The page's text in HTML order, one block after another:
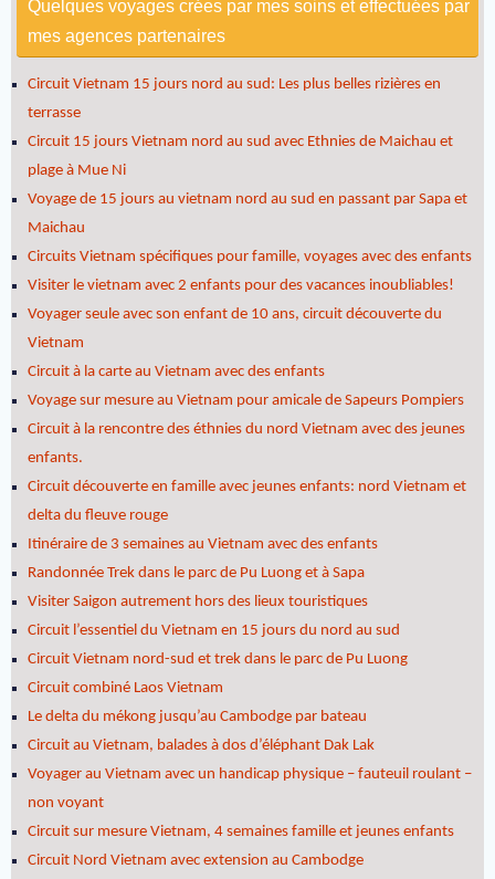
Quelques voyages crées par mes soins et effectuées par
mes agences partenaires
Circuit Vietnam 15 jours nord au sud: Les plus belles rizières en
terrasse
Circuit 15 jours Vietnam nord au sud avec Ethnies de Maichau et
plage à Mue Ni
Voyage de 15 jours au vietnam nord au sud en passant par Sapa et
Maichau
Circuits Vietnam spécifiques pour famille, voyages avec des enfants
Visiter le vietnam avec 2 enfants pour des vacances inoubliables!
Voyager seule avec son enfant de 10 ans, circuit découverte du
Vietnam
Circuit à la carte au Vietnam avec des enfants
Voyage sur mesure au Vietnam pour amicale de Sapeurs Pompiers
Circuit à la rencontre des éthnies du nord Vietnam avec des jeunes
enfants.
Circuit découverte en famille avec jeunes enfants: nord Vietnam et
delta du fleuve rouge
Itinéraire de 3 semaines au Vietnam avec des enfants
Randonnée Trek dans le parc de Pu Luong et à Sapa
Visiter Saigon autrement hors des lieux touristiques
Circuit l’essentiel du Vietnam en 15 jours du nord au sud
Circuit Vietnam nord-sud et trek dans le parc de Pu Luong
Circuit combiné Laos Vietnam
Le delta du mékong jusqu’au Cambodge par bateau
Circuit au Vietnam, balades à dos d’éléphant Dak Lak
Voyager au Vietnam avec un handicap physique – fauteuil roulant –
non voyant
Circuit sur mesure Vietnam, 4 semaines famille et jeunes enfants
Circuit Nord Vietnam avec extension au Cambodge